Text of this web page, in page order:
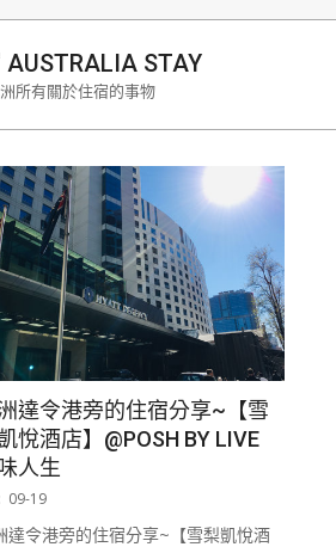
STAY
所有關於住宿的事物
達令港旁的住宿分享~【雪
悅酒店】@POSH BY LIVE
人生
09-19
達令港旁的住宿分享~【雪梨凱悅酒